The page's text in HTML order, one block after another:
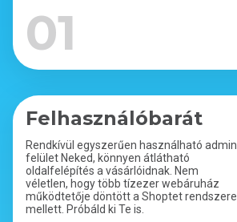
01
Felhasználóbarát
Rendkívül egyszerűen használható admin
felület Neked, könnyen átlátható
oldalfelépítés a vásárlóidnak. Nem
véletlen, hogy több tízezer webáruház
működtetője döntött a Shoptet rendszere
mellett. Próbáld ki Te is.